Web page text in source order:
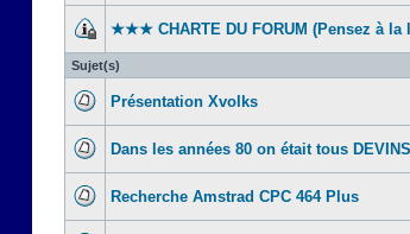
★★★ CHARTE DU FORUM (Pensez à
Sujet(s)
Présentation Xvolks
Dans les années 80 on était tous
Recherche Amstrad CPC 464 Plus